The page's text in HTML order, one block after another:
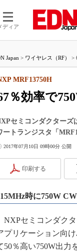
ディア
つながるクルマ
エレクトロニクス
医療エレ（EE
製品解剖（EE
マイク
たった
バー
DC-
Wired,
マイコ
Q&A
記録計
ズ編
めざ
座
Japan > ワイヤレス（RF） >
％効率で
MRF13750H
セミコンダクターズ
ートランジスタ「
2017年07月10日 09時00分 公開
印刷する
時に750W
NXPセミコンダクタ
プリケーション向
50％高い750W出力